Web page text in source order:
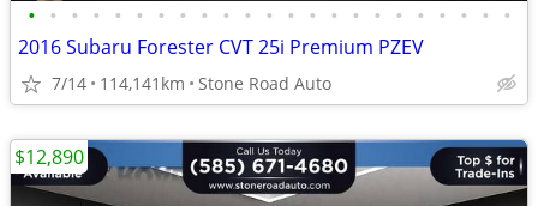
• • • • • • • • • • • • • • • • • • • • • • •
2016 Subaru Forester CVT 25i Premium PZEV
7/14 114,141km Stone Road Auto
$12,890